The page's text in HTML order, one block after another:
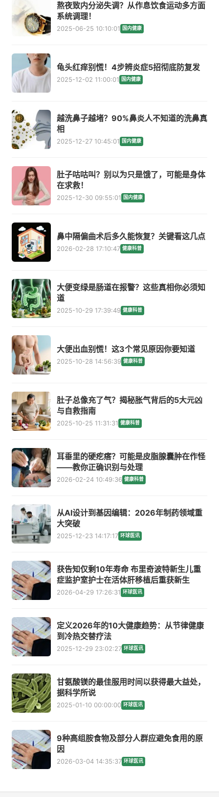
熬夜致内分泌失调？从作息饮食运动多方面
系统调理！
2025-06-25 10:10:01 国内健康
龟头红痒别慌！4步辨炎症5招彻底防复发
2025-12-02 11:00:01 国内健康
越洗鼻子越堵？90%鼻炎人不知道的洗鼻真
相
2025-12-27 10:45:01 国内健康
肚子咕咕叫？别以为只是饿了，可能是身体
在求救！
2025-12-30 09:55:01 国内健康
鼻中隔偏曲术后多久能恢复？关键看这几点
2026-02-28 17:10:47 健康科普
大便变绿是肠道在报警？这些真相你必须知
道
2025-10-29 17:39:49 健康科普
大便出血别慌！这3个常见原因你要知道
2025-10-28 14:56:39 健康科普
肚子总像充了气？揭秘胀气背后的5大元凶
与自救指南
2025-10-25 11:31:31 健康科普
耳垂里的硬疙瘩？可能是皮脂腺囊肿在作怪
——教你正确识别与处理
2026-02-24 10:49:36 健康科普
从AI设计到基因编辑：2026年制药领域重
大突破
2025-12-23 14:17:17 环球医讯
获告知仅剩10年寿命 布里奇波特新生儿重
症监护室护士在活体肝移植后重获新生
2026-04-29 17:26:31 环球医讯
定义2026年的10大健康趋势：从节律健康
到冷热交替疗法
2025-12-29 23:02:27 环球医讯
甘氨酸镁的最佳服用时间以获得最大益处，
据科学所说
2025-01-10 00:00:00 环球医讯
9种高组胺食物及部分人群应避免食用的原
因
2026-03-04 14:35:37 环球医讯